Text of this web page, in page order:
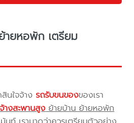
ายหอพัก เตรียม
สินใจจ้างรถรับขนของของเรา
างสะพานสูงย้ายบ้าน ย้ายหอพัก